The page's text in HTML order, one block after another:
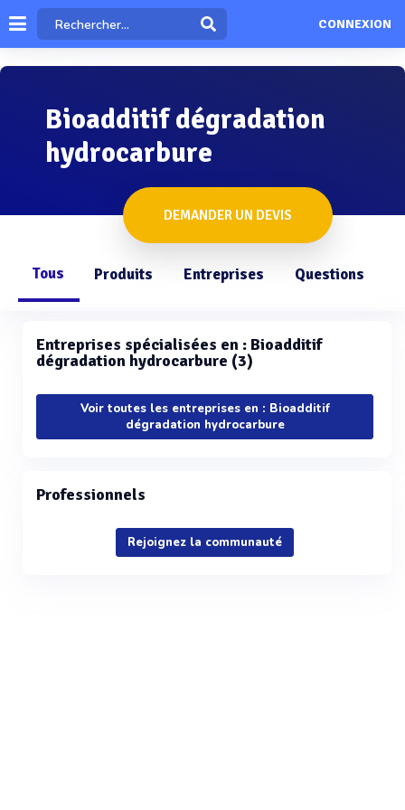
CONNEXION
Bioadditif dégradation
hydrocarbure
DEMANDER UN DEVIS
Tous Produits Entreprises Questions
Entreprises spécialisées en : Bioadditif
dégradation hydrocarbure (3)
Voir toutes les entreprises en : Bioadditif
dégradation hydrocarbure
Professionnels
Rejoignez la communauté